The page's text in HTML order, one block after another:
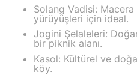
Solang Vadisi:
yürüyüşleri için ideal.
Jogini Şelaleleri:
bir piknik alanı.
Kasol: Kültürel ve
köy.